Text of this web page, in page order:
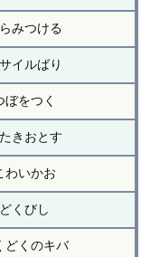
みつける
イルばり
ぼをつく
きおとす
わいかお
どくびし
どくのキバ